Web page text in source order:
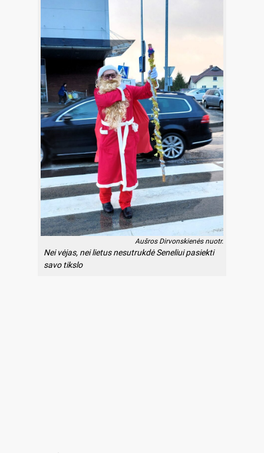
Aušros Dirvonskienės nuotr.
Nei vėjas, nei lietus nesutrukdė Seneliui pasiekti
savo tikslo